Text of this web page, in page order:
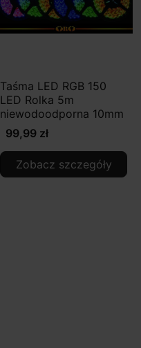
Taśma LED RGB 150
LED Rolka 5m
niewodoodporna 10mm
99,99 zł
Zobacz szczegóły